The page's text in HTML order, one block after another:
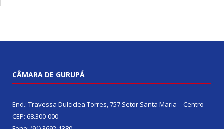
CÂMARA DE GURUPÁ
End.: Travessa Dulciclea Torres, 757 Setor Santa Maria – Centro
CEP: 68.300-000